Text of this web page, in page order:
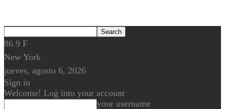
86.9 F
New York
jueves, agosto 6, 2026
Sign in
Welcome! Log into your account
your username